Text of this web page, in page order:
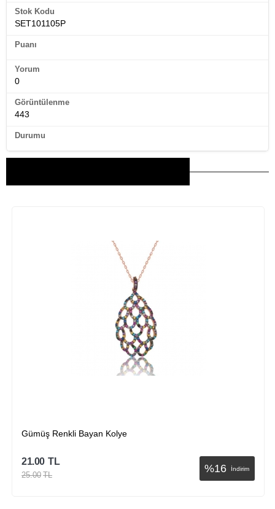
Stok Kodu
SET101105P
Puanı
Yorum
0
Görüntülenme
443
Durumu
Gümüş Renkli Bayan Kolye
%16 İndirim
21.00 TL
25.00 TL